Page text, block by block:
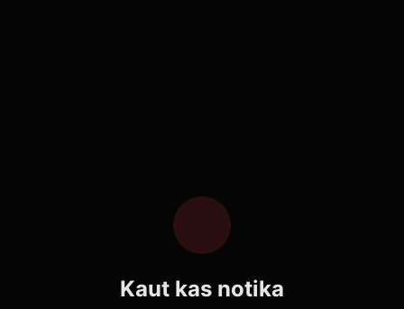
Kaut kas notika